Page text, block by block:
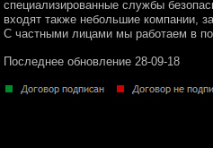
специализированные службы
входят также небольшие компании,
С частными лицами мы работаем в
Последнее обновление 28-09-18